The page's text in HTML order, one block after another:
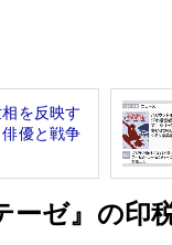
相を反映す
優と戦争
ーゼ』の印